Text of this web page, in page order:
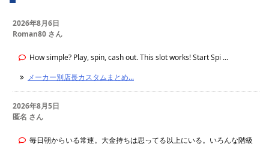
2026年8月6日
Roman80 さん
How simple? Play, spin, cash out. This slot works! Start Spi ...
メーカー別店長カスタムまとめ...
2026年8月5日
匿名 さん
毎日朝からいる常連。大金持ちは思ってる以上にいる。いろんな階級